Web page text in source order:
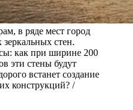
в ряде мест город
стен.
как при ширине 200
эти стены будут
встанет создание
конструкций? /